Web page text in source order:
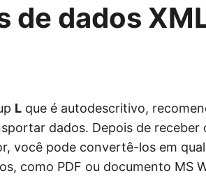
de dados
L que é autodescritivo,
dados. Depois de receber
você pode convertê-los em
como PDF ou documento MS